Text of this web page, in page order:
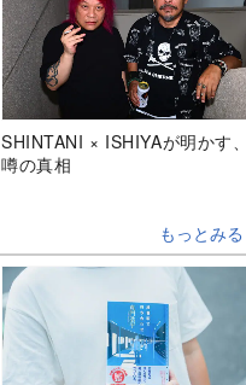
SHINTANI × ISHIYAが明かす、
噂の真相
もっとみる